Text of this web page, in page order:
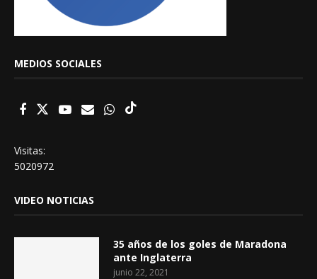
MEDIOS SOCIALES
Visitas:
5020972
VIDEO NOTICIAS
35 años de los goles de Maradona
ante Inglaterra
junio 22, 2021